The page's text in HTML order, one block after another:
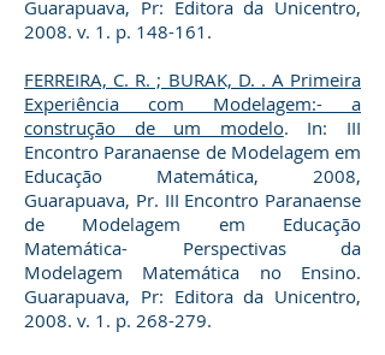
Guarapuava, Pr: Editora da Unicentro,
2008. v. 1. p. 148-161.
FERREIRA, C. R. ; BURAK, D. . A Primeira
Experiência com Modelagem:- a
construção de um modelo. In: III
Encontro Paranaense de Modelagem em
Educação Matemática, 2008,
Guarapuava, Pr. III Encontro Paranaense
de Modelagem em Educação
Matemática- Perspectivas da
Modelagem Matemática no Ensino.
Guarapuava, Pr: Editora da Unicentro,
2008. v. 1. p. 268-279.